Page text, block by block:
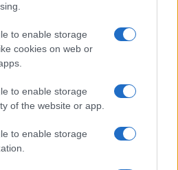
to enable storage
cookies on web or
to enable storage
of the website or app.
to enable storage
Precio